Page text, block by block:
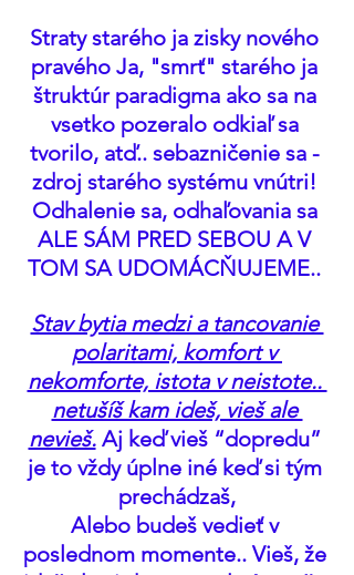
Straty starého ja zisky nového
pravého Ja, "smrť" starého ja
štruktúr paradigma ako sa na
vsetko pozeralo odkiaľ sa
tvorilo, atď.. sebazničenie sa -
zdroj starého systému vnútri!
Odhalenie sa, odhaľovania sa
ALE SÁM PRED SEBOU A V
TOM SA UDOMÁCŇUJEME..
Stav bytia medzi a tancovanie
polaritami, komfort v
nekomforte, istota v neistote..
netušíš kam ideš, vieš ale
nevieš. Aj keď vieš “dopredu”
je to vždy úplne iné keď si tým
prechádzaš,
Alebo budeš vedieť v
poslednom momente.. Vieš, že